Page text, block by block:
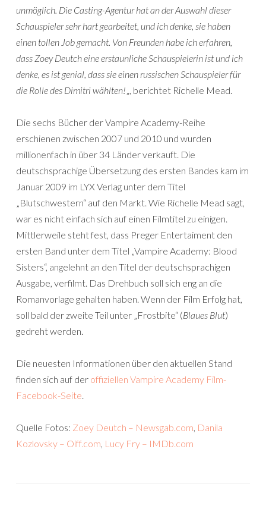
unmöglich. Die Casting-Agentur hat an der Auswahl dieser
Schauspieler sehr hart gearbeitet, und ich denke, sie haben
einen tollen Job gemacht. Von Freunden habe ich erfahren,
dass Zoey Deutch eine erstaunliche Schauspielerin ist und ich
denke, es ist genial, dass sie einen russischen Schauspieler für
die Rolle des Dimitri wählten!„, berichtet Richelle Mead.
Die sechs Bücher der Vampire Academy-Reihe
erschienen zwischen 2007 und 2010 und wurden
millionenfach in über 34 Länder verkauft. Die
deutschsprachige Übersetzung des ersten Bandes kam im
Januar 2009 im LYX Verlag unter dem Titel
„Blutschwestern“ auf den Markt. Wie Richelle Mead sagt,
war es nicht einfach sich auf einen Filmtitel zu einigen.
Mittlerweile steht fest, dass Preger Entertaiment den
ersten Band unter dem Titel „Vampire Academy: Blood
Sisters“, angelehnt an den Titel der deutschsprachigen
Ausgabe, verfilmt. Das Drehbuch soll sich eng an die
Romanvorlage gehalten haben. Wenn der Film Erfolg hat,
soll bald der zweite Teil unter „Frostbite“ (Blaues Blut)
gedreht werden.
Die neuesten Informationen über den aktuellen Stand
finden sich auf der offiziellen Vampire Academy Film-
Facebook-Seite.
Quelle Fotos: Zoey Deutch – Newsgab.com, Danila
Kozlovsky – Oiff.com, Lucy Fry – IMDb.com